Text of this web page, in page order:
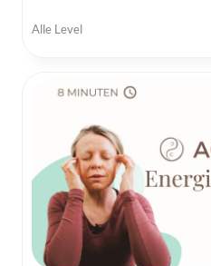
Alle Level